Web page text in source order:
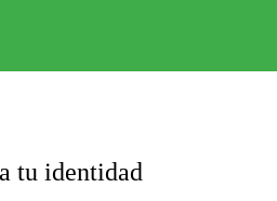
tu identidad